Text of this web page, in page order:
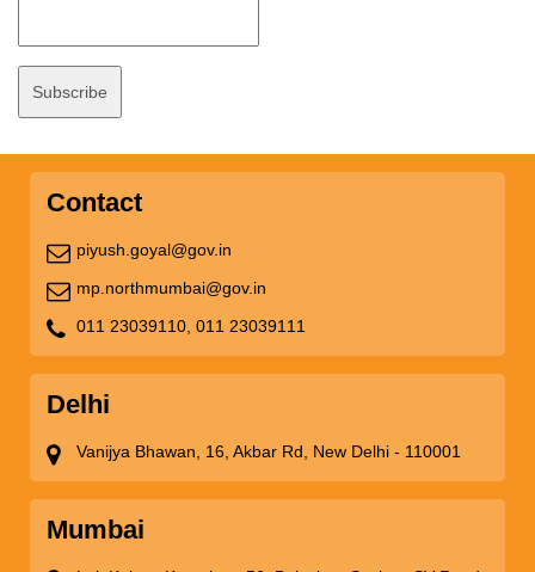
Contact
piyush.goyal@gov.in
mp.northmumbai@gov.in
011 23039110, 011 23039111
Delhi
Vanijya Bhawan, 16, Akbar Rd, New Delhi - 110001
Mumbai